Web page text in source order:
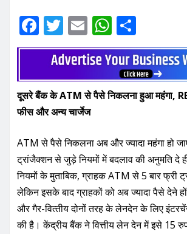
F
a
e
b
o
o
k
T
w
it
te
r
E
m
ai
l
W
h
at
s
A
p
h
ar
e
दूसरे बैंक के ATM से पैसे निकलना हुआ महंगा,
फीस और अन्य चार्जेज
ATM से पैसे निकलना अब और ज्यादा महंगा हो
ट्रांजैक्शन से जुड़े नियमों में बदलाव की अनुमति दे
नियमों के मुताबिक, ग्राहक ATM से 5 बार फ्री
लेकिन इसके बाद ग्राहकों को अब ज्यादा पैसे देने
और गैर-वित्‍तीय दोनों तरह के लेनदेन के लिए
की है। केंद्रीय बैंक ने वित्तीय लेन देन में इसे 15